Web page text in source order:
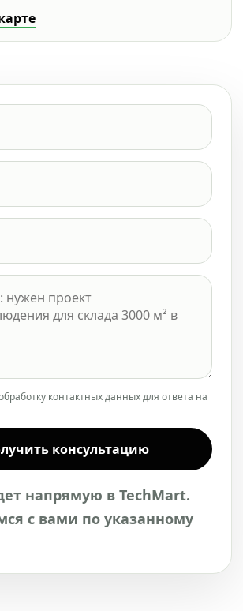
контактных данных для ответа на
консультацию
напрямую в TechMart.
с вами по указанному